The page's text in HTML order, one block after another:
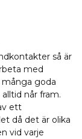
så är
med
goda
når fram.
ett
då det är olika
vid varje